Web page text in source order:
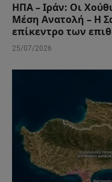
ΗΠΑ – Ιράν: Οι
Μέση Ανατολή – Η
επίκεντρο των
25/07/2026